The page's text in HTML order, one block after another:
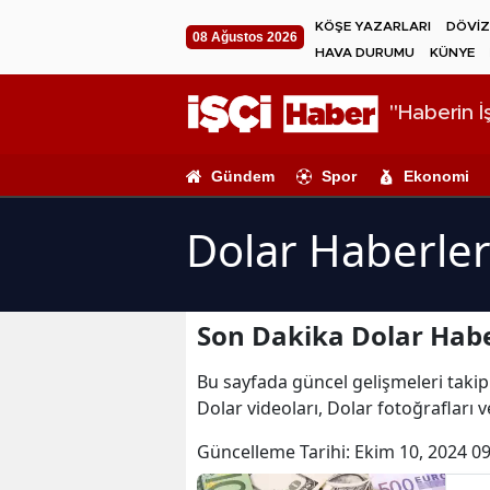
08 Ağustos 2026
KÖŞE YAZARLARI
HAVA DURUMU
KÜNYE
"Haberin
Gündem Spor Ekonomi
Dolar
Son Dakika Dolar
Bu sayfada güncel gelişmeleri
Dolar videoları, Dolar fotoğrafları
Güncelleme Tarihi: Ekim 10, 2024